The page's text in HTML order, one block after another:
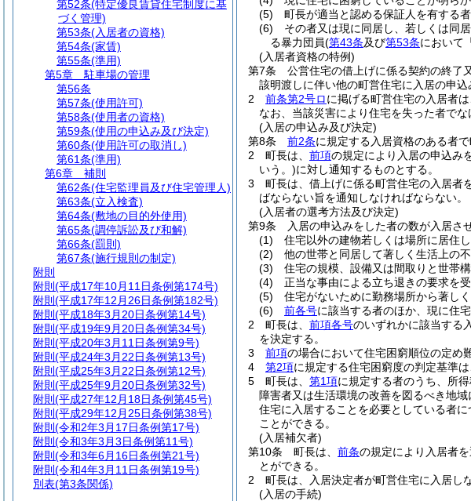
(5)
町長が適当と認める保証人を有する者
(6)
その者又は現に同居し、若しくは同
る暴力団員(第43条及び第53条において
(入居者資格の特例)
第7条
公営住宅の借上げに係る契約の終了
該明渡しに伴い他の町営住宅に入居の申込
2
前条第2号ロに掲げる町営住宅の入居者は
なお、当該災害により住宅を失った者でな
(入居の申込み及び決定)
第8条
前2条に規定する入居資格のある者
2
町長は、 前項の規定により入居の申込み
いう。)に対し通知するものとする。
3
町長は、借上げに係る町営住宅の入居者
ばならない旨を通知しなければならない。
(入居者の選考方法及び決定)
第9条
入居の申込みをした者の数が入居さ
(1)
住宅以外の建物若しくは場所に居住
(2)
他の世帯と同居して著しく生活上の
(3)
住宅の規模、設備又は間取りと世帯
(4)
正当な事由による立ち退きの要求を
(5)
住宅がないために勤務場所から著し
(6)
前各号に該当する者のほか、現に住
2
町長は、 前項各号のいずれかに該当する
を決定する。
3
前項の場合において住宅困窮順位の定め
4
第2項に規定する住宅困窮度の判定基準
5
町長は、 第1項に規定する者のうち、所
障害者又は生活環境の改善を図るべき地
住宅に入居することを必要としている者に
ことができる。
(入居補欠者)
第10条
町長は、 前条の規定により入居者
とができる。
2
町長は、入居決定者が町営住宅に入居し
(入居の手続)
第52条(特定優良賃貸住宅制度に基
づく管理)
第53条(入居者の資格)
第54条(家賃)
第55条(準用)
第5章
駐車場の管理
第56条
第57条(使用許可)
第58条(使用者の資格)
第59条(使用の申込み及び決定)
第60条(使用許可の取消し)
第61条(準用)
第6章
補則
第62条(住宅監理員及び住宅管理人)
第63条(立入検査)
第64条(敷地の目的外使用)
第65条(調停訴訟及び和解)
第66条(罰則)
第67条(施行規則の制定)
附則
附則 (平成17年10月11日条例第174号)
附則 (平成17年12月26日条例第182号)
附則 (平成18年3月20日条例第14号)
附則 (平成19年9月20日条例第34号)
附則 (平成20年3月11日条例第9号)
附則 (平成24年3月22日条例第13号)
附則 (平成25年3月22日条例第12号)
附則 (平成25年9月20日条例第32号)
附則 (平成27年12月18日条例第45号)
附則 (平成29年12月25日条例第38号)
附則 (令和2年3月17日条例第17号)
附則 (令和3年3月3日条例第11号)
附則 (令和3年6月16日条例第21号)
附則 (令和4年3月11日条例第19号)
別表(第3条関係)